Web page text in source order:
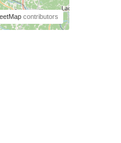
contributors